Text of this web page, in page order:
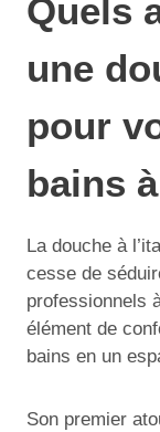
Quels
une
pour
bains
La douche à
cesse de
professionnels
élément de
bains en un
Son premier